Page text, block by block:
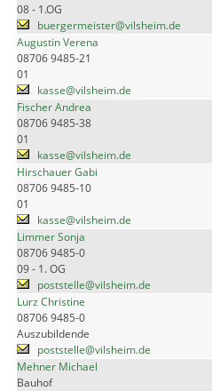
08 - 1.OG
buergermeister@vilsheim.de
Augustin Verena
08706 9485-21
01
kasse@vilsheim.de
Fischer Andrea
08706 9485-38
01
kasse@vilsheim.de
Hirschauer Gabi
08706 9485-10
01
kasse@vilsheim.de
Limmer Sonja
08706 9485-0
09 - 1. OG
poststelle@vilsheim.de
Lurz Christine
08706 9485-0
Auszubildende
poststelle@vilsheim.de
Mehner Michael
Bauhof